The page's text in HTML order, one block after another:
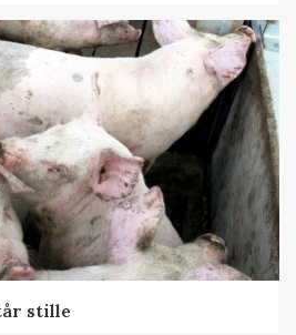
stille